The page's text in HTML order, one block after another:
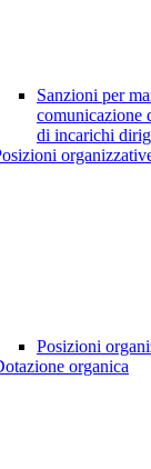
Sanzioni per
comunicazione
di incarichi
Posizioni
organica